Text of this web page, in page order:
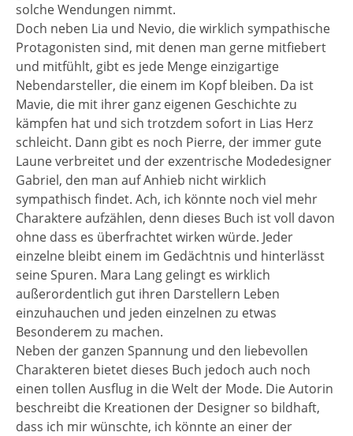
solche Wendungen nimmt.
Doch neben Lia und Nevio, die wirklich sympathische
Protagonisten sind, mit denen man gerne mitfiebert
und mitfühlt, gibt es jede Menge einzigartige
Nebendarsteller, die einem im Kopf bleiben. Da ist
Mavie, die mit ihrer ganz eigenen Geschichte zu
kämpfen hat und sich trotzdem sofort in Lias Herz
schleicht. Dann gibt es noch Pierre, der immer gute
Laune verbreitet und der exzentrische Modedesigner
Gabriel, den man auf Anhieb nicht wirklich
sympathisch findet. Ach, ich könnte noch viel mehr
Charaktere aufzählen, denn dieses Buch ist voll davon
ohne dass es überfrachtet wirken würde. Jeder
einzelne bleibt einem im Gedächtnis und hinterlässt
seine Spuren. Mara Lang gelingt es wirklich
außerordentlich gut ihren Darstellern Leben
einzuhauchen und jeden einzelnen zu etwas
Besonderem zu machen.
Neben der ganzen Spannung und den liebevollen
Charakteren bietet dieses Buch jedoch auch noch
einen tollen Ausflug in die Welt der Mode. Die Autorin
beschreibt die Kreationen der Designer so bildhaft,
dass ich mir wünschte, ich könnte an einer der